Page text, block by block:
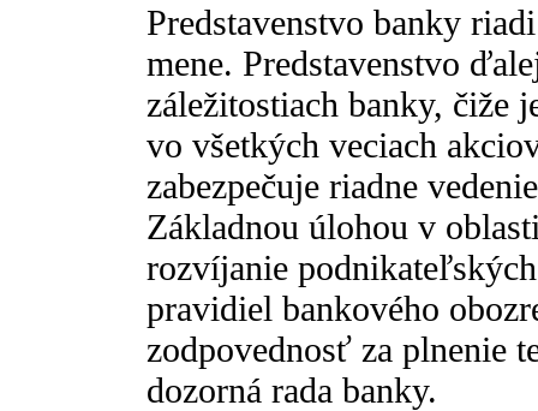
Predstavenstvo banky
mene. Predstavenstvo
záležitostiach banky, čiže
vo všetkých veciach
zabezpečuje riadne
Základnou úlohou v
rozvíjanie
pravidiel bankového
zodpovednosť za plnenie
dozorná rada banky.